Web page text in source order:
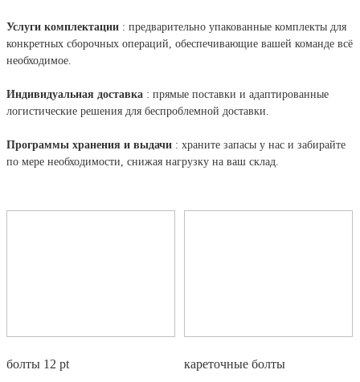
Услуги комплектации : предварительно упакованные комплекты для
конкретных сборочных операций, обеспечивающие вашей команде всё
необходимое.
Индивидуальная доставка : прямые поставки и адаптированные
логистические решения для беспроблемной доставки.
Программы хранения и выдачи : храните запасы у нас и забирайте
по мере необходимости, снижая нагрузку на ваш склад.
болты 12 pt кареточные болты